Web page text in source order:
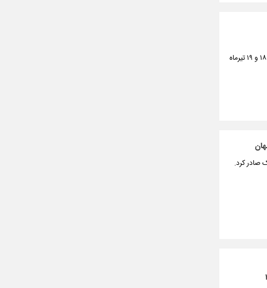
وزیر علوم، تحقیقات و فناوری از تغییر زمان برگزاری آزمون کارشناسی ارشد خبر داد و گفت این آزمون که قرار بود ۱۸ و ۱۹ تیرماه